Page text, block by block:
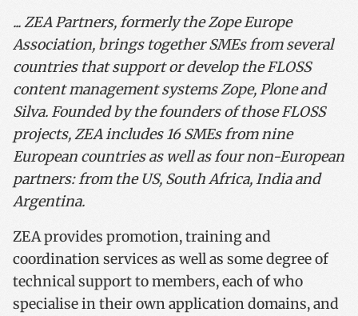
... ZEA Partners, formerly the Zope Europe
Association, brings together SMEs from several
countries that support or develop the FLOSS
content management systems Zope, Plone and
Silva. Founded by the founders of those FLOSS
projects, ZEA includes 16 SMEs from nine
European countries as well as four non-European
partners: from the US, South Africa, India and
Argentina.
ZEA provides promotion, training and
coordination services as well as some degree of
technical support to members, each of who
specialise in their own application domains, and